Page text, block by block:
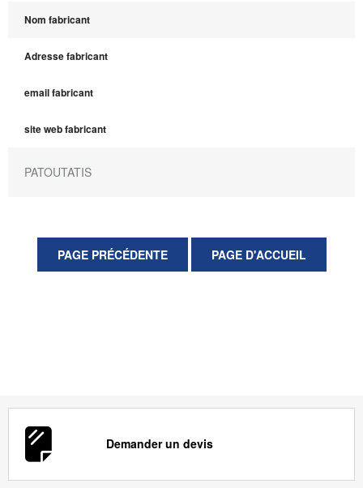
Nom fabricant
Adresse fabricant
email fabricant
site web fabricant
PATOUTATIS
Demander un devis